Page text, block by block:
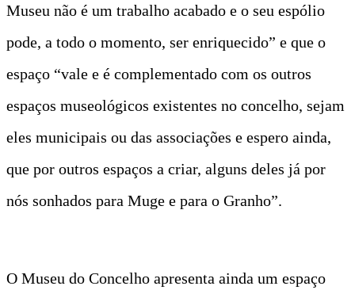
Museu não é um trabalho acabado e o seu espólio
pode, a todo o momento, ser enriquecido” e que o
espaço “vale e é complementado com os outros
espaços museológicos existentes no concelho, sejam
eles municipais ou das associações e espero ainda,
que por outros espaços a criar, alguns deles já por
nós sonhados para Muge e para o Granho”.
O Museu do Concelho apresenta ainda um espaço